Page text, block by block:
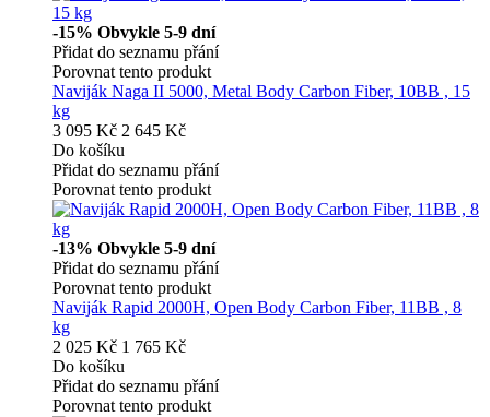
-15% Obvykle 5-9 dní
Přidat do seznamu přání
Porovnat tento produkt
Naviják Naga II 5000, Metal Body Carbon Fiber, 10BB , 15
kg
3 095 Kč 2 645 Kč
Do košíku
Přidat do seznamu přání
Porovnat tento produkt
-13% Obvykle 5-9 dní
Přidat do seznamu přání
Porovnat tento produkt
Naviják Rapid 2000H, Open Body Carbon Fiber, 11BB , 8
kg
2 025 Kč 1 765 Kč
Do košíku
Přidat do seznamu přání
Porovnat tento produkt